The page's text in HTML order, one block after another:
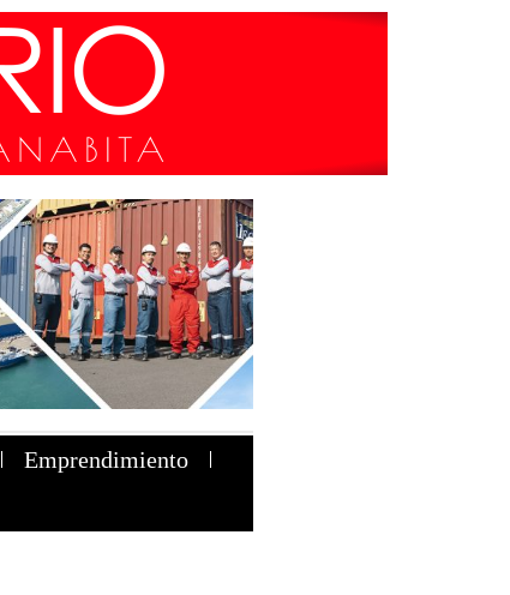
Emprendimiento